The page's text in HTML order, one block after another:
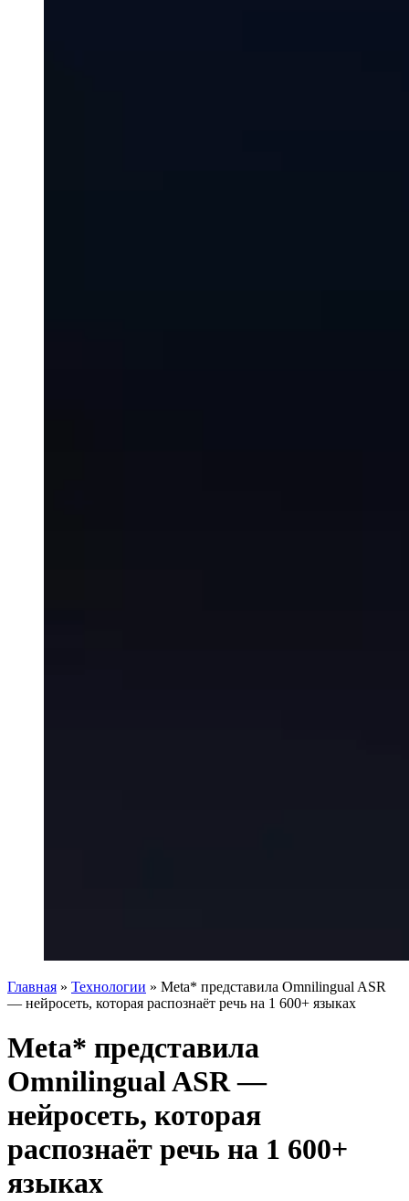
Главная » Технологии » Meta* представила Omnilingual ASR
— нейросеть, которая распознаёт речь на 1 600+ языках
Meta* представила
Omnilingual ASR —
нейросеть, которая
распознаёт речь на 1 600+
языках